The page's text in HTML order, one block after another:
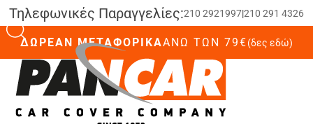
Τηλεφωνικές Παραγγελίες:210 2921997|210 291 4326
ΔΩΡΕΑΝ ΜΕΤΑΦΟΡΙΚΑΆΝΩ ΤΩΝ 79€(δες εδώ)